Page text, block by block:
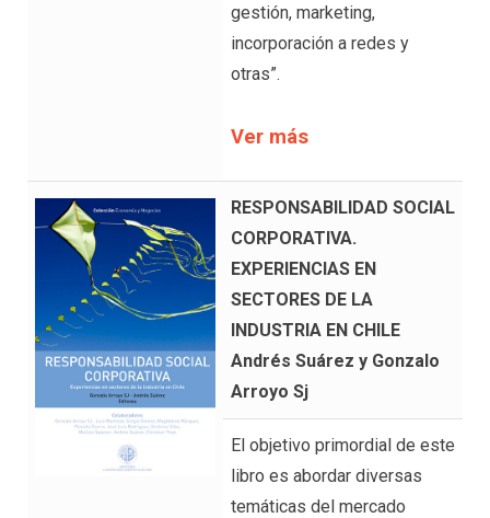
gestión, marketing,
incorporación a redes y
otras”.
Ver más
RESPONSABILIDAD SOCIAL
CORPORATIVA.
EXPERIENCIAS EN
SECTORES DE LA
INDUSTRIA EN CHILE
Andrés Suárez y Gonzalo
Arroyo Sj
El objetivo primordial de este
libro es abordar diversas
temáticas del mercado